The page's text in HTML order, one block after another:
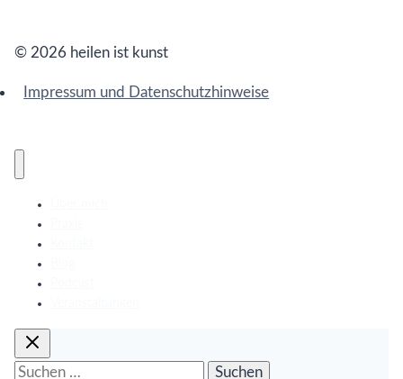
© 2026 heilen ist kunst
Impressum und Datenschutzhinweise
Suchen